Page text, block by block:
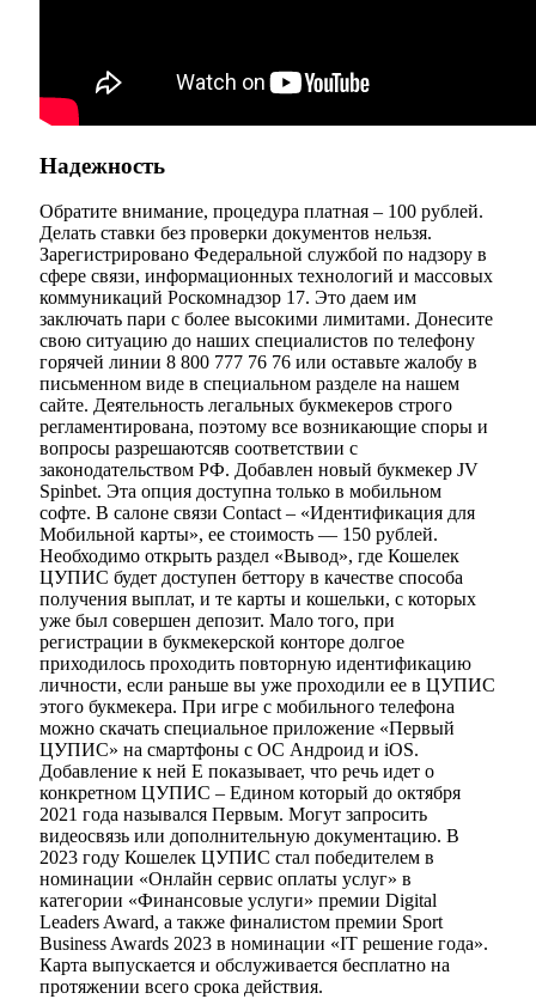
Надежность
Обратите внимание, процедура платная – 100 рублей.
Делать ставки без проверки документов нельзя.
Зарегистрировано Федеральной службой по надзору в
сфере связи, информационных технологий и массовых
коммуникаций Роскомнадзор 17. Это даем им
заключать пари с более высокими лимитами. Донесите
свою ситуацию до наших специалистов по телефону
горячей линии 8 800 777 76 76 или оставьте жалобу в
письменном виде в специальном разделе на нашем
сайте. Деятельность легальных букмекеров строго
регламентирована, поэтому все возникающие споры и
вопросы разрешаютсяв соответствии с
законодательством РФ. Добавлен новый букмекер JV
Spinbet. Эта опция доступна только в мобильном
софте. В салоне связи Contact – «Идентификация для
Мобильной карты», ее стоимость — 150 рублей.
Необходимо открыть раздел «Вывод», где Кошелек
ЦУПИС будет доступен беттору в качестве способа
получения выплат, и те карты и кошельки, с которых
уже был совершен депозит. Мало того, при
регистрации в букмекерской конторе долгое
приходилось проходить повторную идентификацию
личности, если раньше вы уже проходили ее в ЦУПИС
этого букмекера. При игре с мобильного телефона
можно скачать специальное приложение «Первый
ЦУПИС» на смартфоны с ОС Андроид и iOS.
Добавление к ней Е показывает, что речь идет о
конкретном ЦУПИС – Едином который до октября
2021 года назывался Первым. Могут запросить
видеосвязь или дополнительную документацию. В
2023 году Кошелек ЦУПИС стал победителем в
номинации «Онлайн сервис оплаты услуг» в
категории «Финансовые услуги» премии Digital
Leaders Award, а также финалистом премии Sport
Business Awards 2023 в номинации «IT решение года».
Карта выпускается и обслуживается бесплатно на
протяжении всего срока действия.